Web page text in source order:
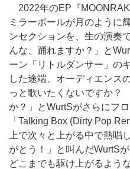
2022年のEP『
ミラーボールが月のように
ンセクションを、生の演奏
んな、踊れますか？」と
ーン「リトルダンサー」の
した途端、オーディエンス
っと歌いたくないですか
か？」とWurtSがさらにフ
「Talking Box (Dirty Pop
上で次々と上がる中で熱唱
がとう！」と叫んだWurtS
どこまでも駆け上がるよう